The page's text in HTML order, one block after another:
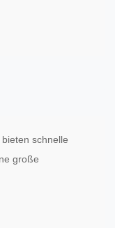
schnelle
große